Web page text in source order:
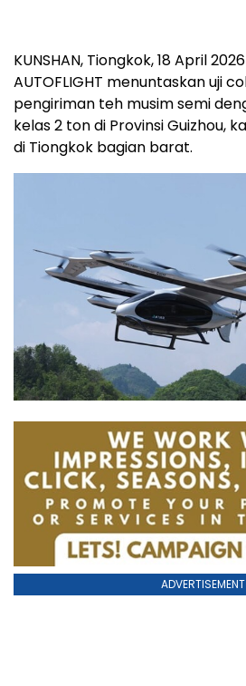
KUNSHAN, Tiongkok, 18 April
AUTOFLIGHT menuntaskan uji
pengiriman teh musim semi
kelas 2 ton di Provinsi Guizhou,
di Tiongkok bagian barat.
ADVERTISEMENT